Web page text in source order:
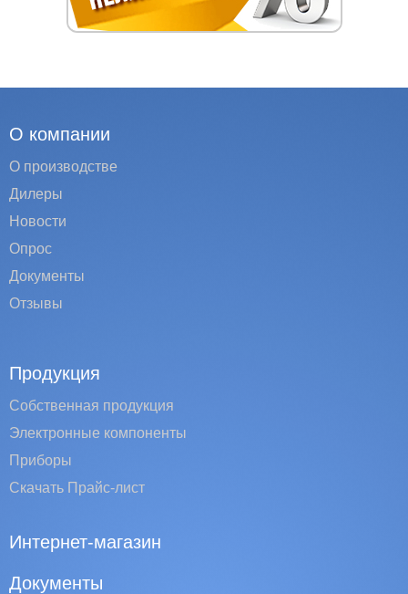
О компании
О производстве
Дилеры
Новости
Опрос
Документы
Отзывы
Продукция
Собственная продукция
Электронные компоненты
Приборы
Скачать Прайс-лист
Интернет-магазин
Документы